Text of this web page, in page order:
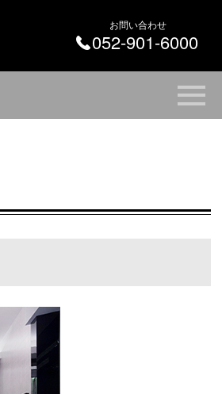
お問い合わせ
052-901-6000